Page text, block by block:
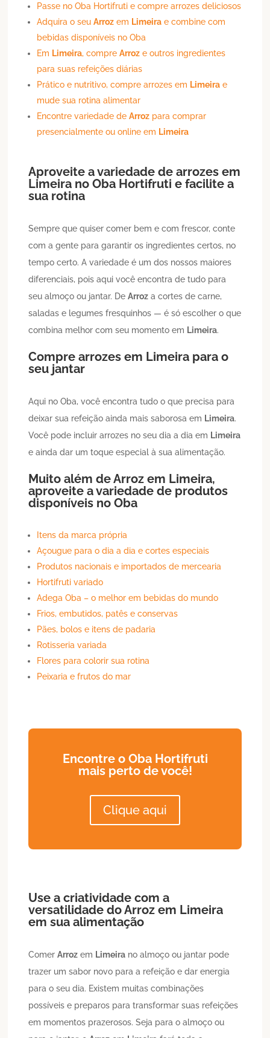
Passe no Oba Hortifruti e compre arrozes deliciosos
Adquira o seuArroz em Limeira e combine com
bebidas disponíveis no Oba
Em Limeira, compreArroz e outros ingredientes
para suas refeições diárias
Prático e nutritivo, compre arrozes em Limeira e
mude sua rotina alimentar
Encontre variedade deArroz para comprar
presencialmente ou online em Limeira
Aproveite a variedade de arrozes em
Limeira no Oba Hortifruti e facilite a
sua rotina
Sempre que quiser comer bem e com frescor, conte
com a gente para garantir os ingredientes certos, no
tempo certo. A variedade é um dos nossos maiores
diferenciais, pois aqui você encontra de tudo para
seu almoço ou jantar. DeArroz a cortes de carne,
saladas e legumes fresquinhos — é só escolher o que
combina melhor com seu momento em Limeira.
Compre arrozes em Limeira para o
seu jantar
Aqui no Oba, você encontra tudo o que precisa para
deixar sua refeição ainda mais saborosa em Limeira.
Você pode incluir arrozes no seu dia a dia em Limeira
e ainda dar um toque especial à sua alimentação.
Muito além deArroz em Limeira,
aproveite a variedade de produtos
disponíveis no Oba
Itens da marca própria
Açougue para o dia a dia e cortes especiais
Produtos nacionais e importados de mercearia
Hortifruti variado
Adega Oba – o melhor em bebidas do mundo
Frios, embutidos, patês e conservas
Pães, bolos e itens de padaria
Rotisseria variada
Flores para colorir sua rotina
Peixaria e frutos do mar
Encontre o Oba Hortifruti
mais perto de você!
Clique aqui
Use a criatividade com a
versatilidade doArroz em Limeira
em sua alimentação
ComerArroz em Limeira no almoço ou jantar pode
trazer um sabor novo para a refeição e dar energia
para o seu dia. Existem muitas combinações
possíveis e preparos para transformar suas refeições
em momentos prazerosos. Seja para o almoço ou